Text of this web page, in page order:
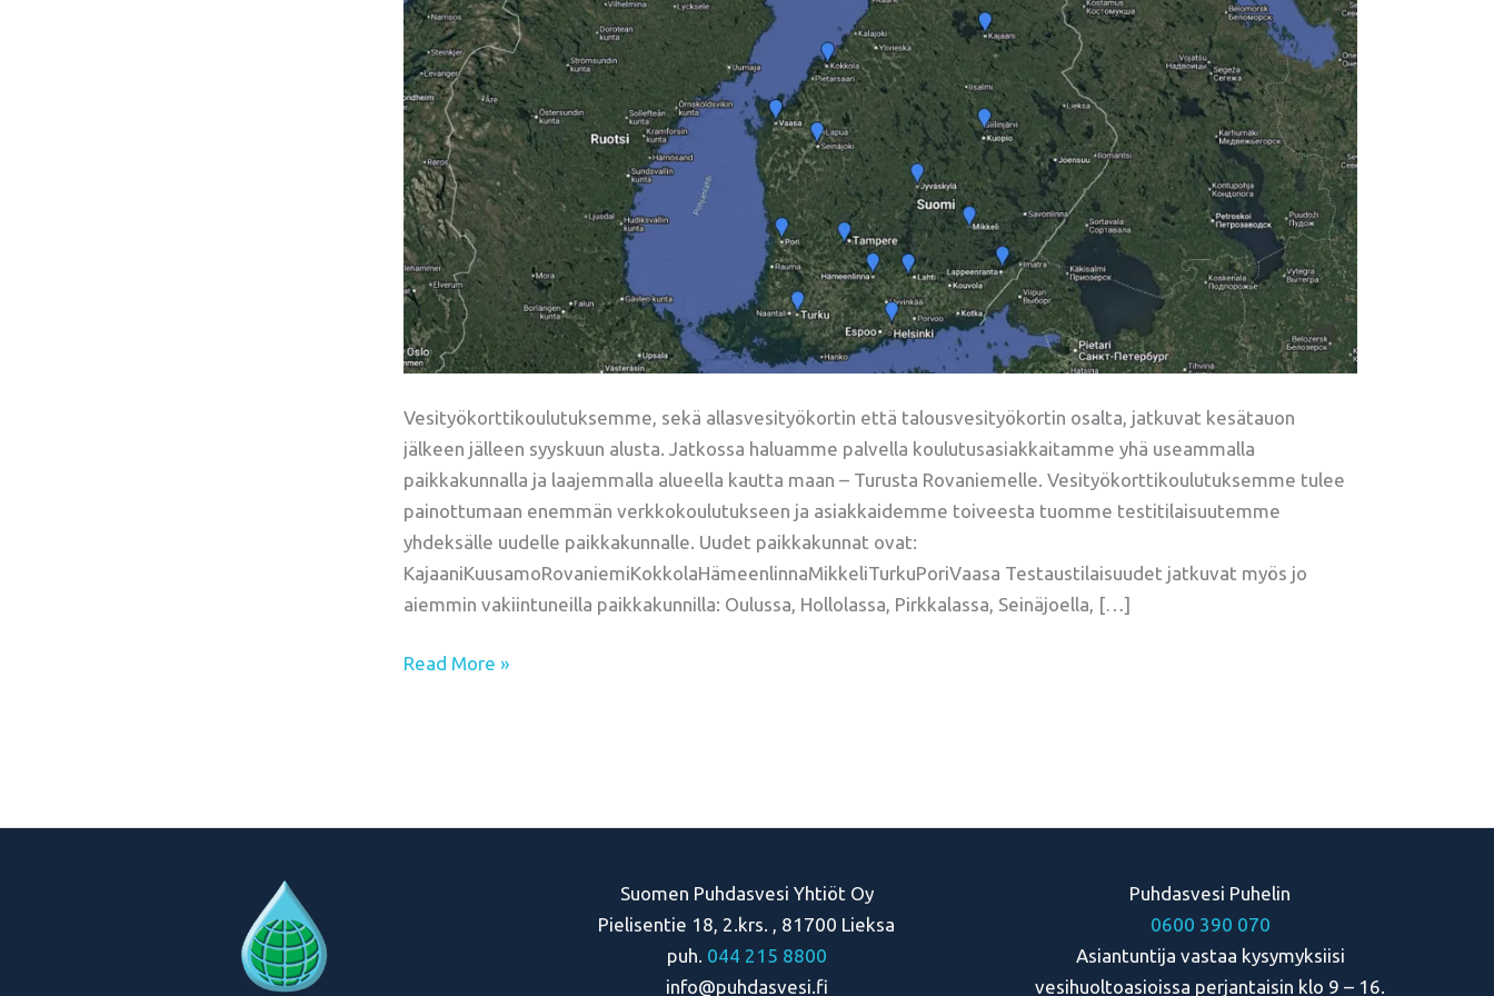
Vesityökorttikoulutuksemme, sekä allasvesityökortin että talousvesityökortin osalta, jatkuvat kesätauon
jälkeen jälleen syyskuun alusta. Jatkossa haluamme palvella koulutusasiakkaitamme yhä useammalla
paikkakunnalla ja laajemmalla alueella kautta maan – Turusta Rovaniemelle. Vesityökorttikoulutuksemme tulee
painottumaan enemmän verkkokoulutukseen ja asiakkaidemme toiveesta tuomme testitilaisuutemme
yhdeksälle uudelle paikkakunnalle. Uudet paikkakunnat ovat:
KajaaniKuusamoRovaniemiKokkolaHämeenlinnaMikkeliTurkuPoriVaasa Testaustilaisuudet jatkuvat myös jo
aiemmin vakiintuneilla paikkakunnilla: Oulussa, Hollolassa, Pirkkalassa, Seinäjoella, […]
Read More »
Suomen Puhdasvesi Yhtiöt Oy
Pielisentie 18, 2.krs. , 81700 Lieksa
puh. 044 215 8800
info@puhdasvesi.fi
Puhdasvesi Puhelin
0600 390 070
Asiantuntija vastaa kysymyksiisi
vesihuoltoasioissa perjantaisin klo 9 – 16.